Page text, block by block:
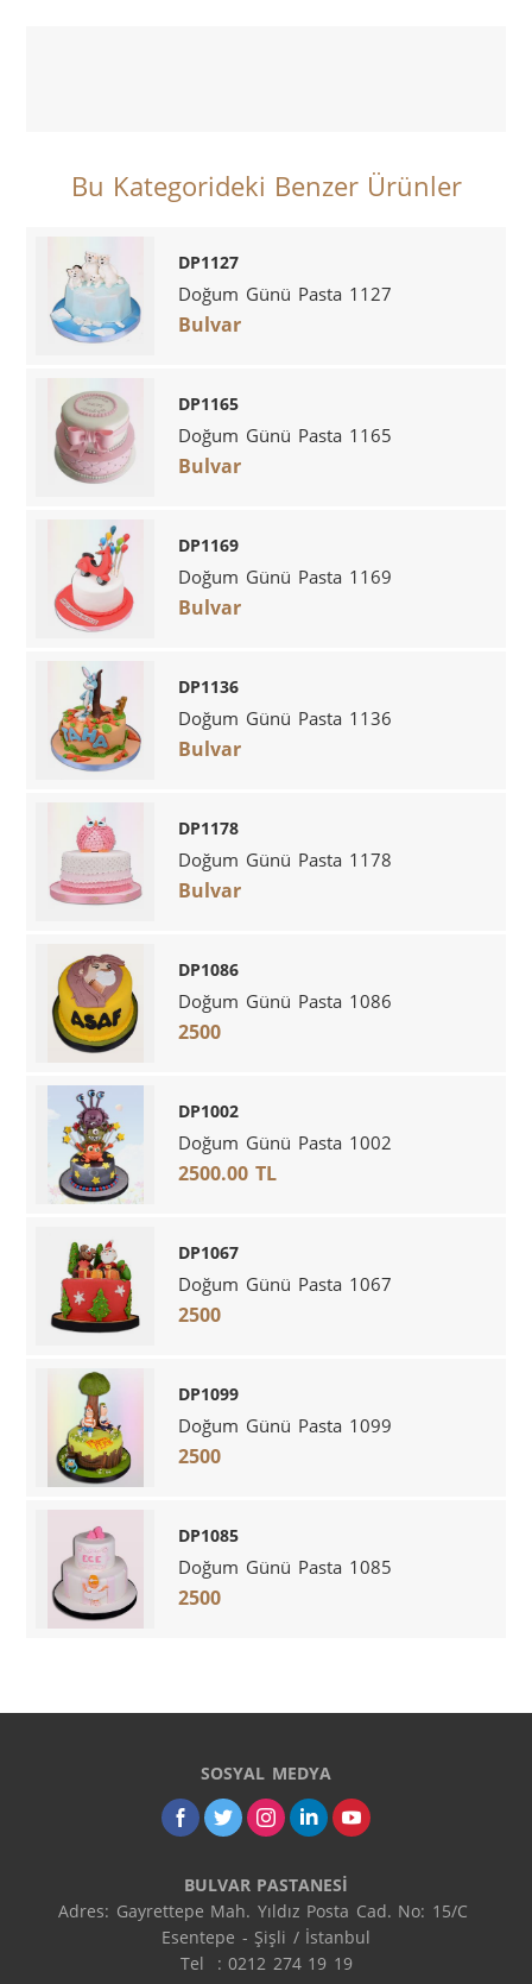
Bu Kategorideki Benzer Ürünler
DP1127
Doğum Günü Pasta 1127
Bulvar
DP1165
Doğum Günü Pasta 1165
Bulvar
DP1169
Doğum Günü Pasta 1169
Bulvar
DP1136
Doğum Günü Pasta 1136
Bulvar
DP1178
Doğum Günü Pasta 1178
Bulvar
DP1086
Doğum Günü Pasta 1086
2500
DP1002
Doğum Günü Pasta 1002
2500.00 TL
DP1067
Doğum Günü Pasta 1067
2500
DP1099
Doğum Günü Pasta 1099
2500
DP1085
Doğum Günü Pasta 1085
2500
SOSYAL MEDYA
BULVAR PASTANESİ
Adres: Gayrettepe Mah. Yıldız Posta Cad. No: 15/C
Esentepe - Şişli / İstanbul
Tel  : 0212 274 19 19